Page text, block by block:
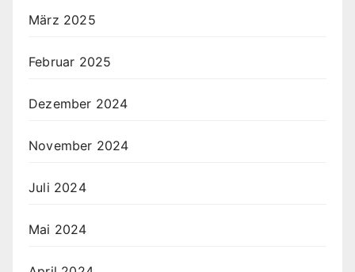
März 2025
Februar 2025
Dezember 2024
November 2024
Juli 2024
Mai 2024